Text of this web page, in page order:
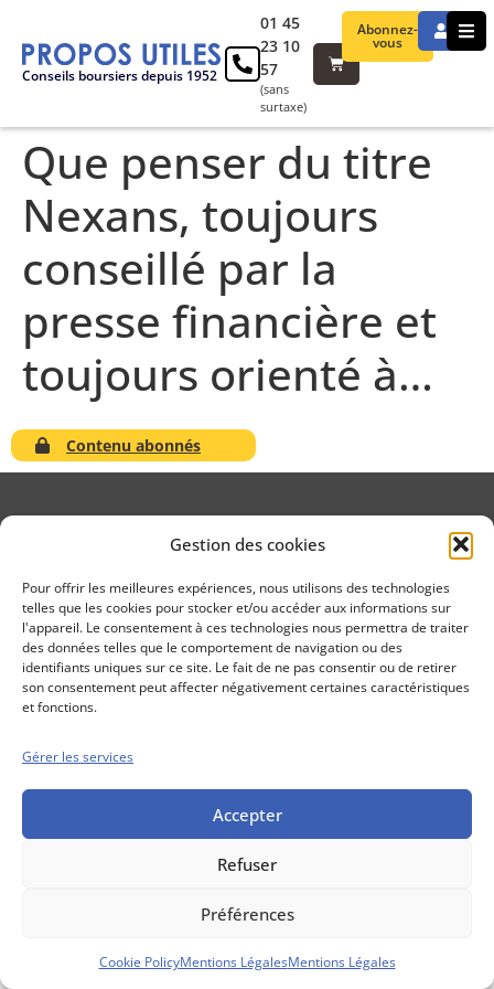
Gestion des cookies
Pour offrir les meilleures expériences, nous utilisons des technologies
telles que les cookies pour stocker et/ou accéder aux informations sur
l'appareil. Le consentement à ces technologies nous permettra de traiter
des données telles que le comportement de navigation ou des
identifiants uniques sur ce site. Le fait de ne pas consentir ou de retirer
son consentement peut affecter négativement certaines caractéristiques
et fonctions.
Gérer les services
Accepter
Refuser
Préférences
Cookie PolicyMentions LégalesMentions Légales
Conseils boursiers depuis 1952
Abonnez-
vous
01 45
23 10
57
(sans
surtaxe)
Que penser du titre
Nexans, toujours
conseillé par la
presse financière et
toujours orienté à…
Contenu abonnés
Conseils boursiers depuis 1952
Propos Utiles est
une publication
des Editions
Marigny
Mentions Légales
Politique cookie